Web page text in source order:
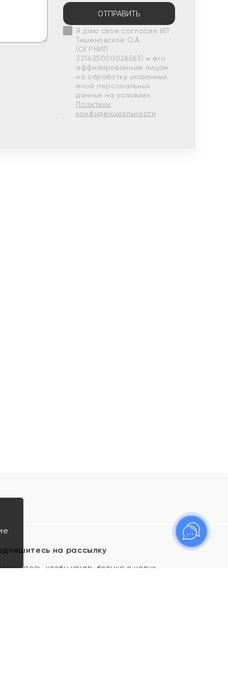
ОТПРАВИТЬ
Я даю свое согласие ИП
Тишеновской О.А.
(ОГРНИП
321435000026563) и его
аффилированным лицам
на обработку указанных
мной персональных
данных на условиях
Политики
конфиденциальности
на рассылку
чтобы узнать больше о новых